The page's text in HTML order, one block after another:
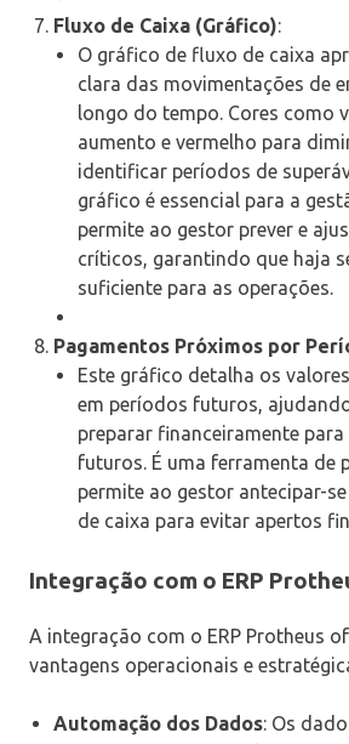
Fluxo de Caixa (Gráfico):
O gráfico de fluxo de caixa
clara das movimentações de
longo do tempo. Cores como
aumento e vermelho para
identificar períodos de
gráfico é essencial para a
permite ao gestor prever e
críticos, garantindo que haja
suficiente para as operações.
Pagamentos Próximos por
Este gráfico detalha os
em períodos futuros,
preparar financeiramente
futuros. É uma ferramenta de
permite ao gestor antecipar-
de caixa para evitar apertos
Integração com o ERP
A integração com o ERP Protheus
vantagens operacionais e
Automação dos Dados: Os